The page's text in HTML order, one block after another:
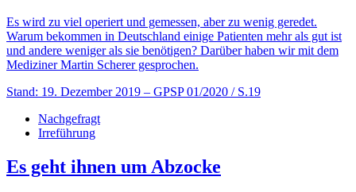
Es wird zu viel operiert und gemessen, aber zu wenig geredet.
Warum bekommen in Deutschland einige Patienten mehr als gut ist
und andere weniger als sie benötigen? Darüber haben wir mit dem
Mediziner Martin Scherer gesprochen.
Stand: 19. Dezember 2019 – GPSP 01/2020 / S.19
Nachgefragt
Irreführung
Es geht ihnen um Abzocke